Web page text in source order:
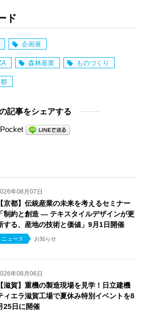
ド
企画展
森林産業 ものづくり
記事をシェアする
Pocket
年08月07日
【京都】伝統産業の未来を考えるセミナー
「制約と創造 ― テキスタイルデザインが更
する、産地の技術と価値」9月1日開催
ニュース お知らせ
年08月06日
【滋賀】重機の製造現場を見学！日立建機
ィエラ滋賀工場で夏休み特別イベントを8
25日に開催